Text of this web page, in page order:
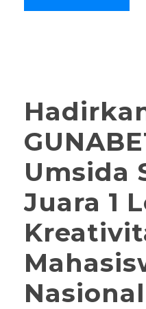
Umsida
Juara 1
Nasional